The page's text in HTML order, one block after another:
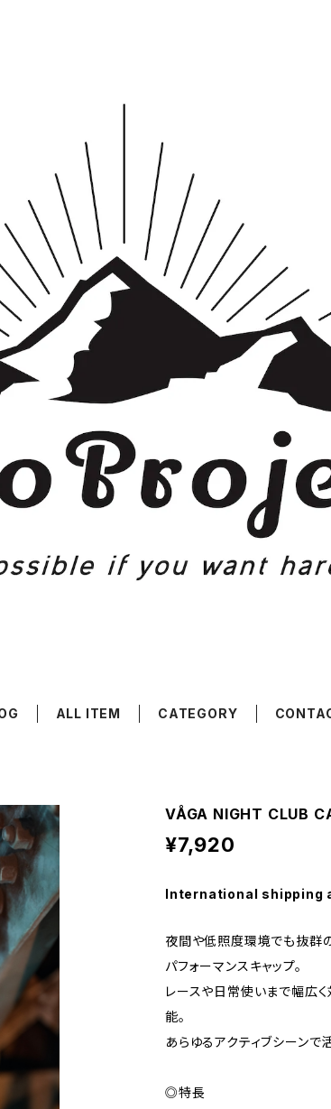
ALL ITEM CATEGORY
VÅGA NIGHT CLUB
¥7,920
International shipping
夜間や低照度環境でも抜群
パフォーマンスキャップ。
レースや日常使いまで幅広
能。
あらゆるアクティブシーンで
◎特長